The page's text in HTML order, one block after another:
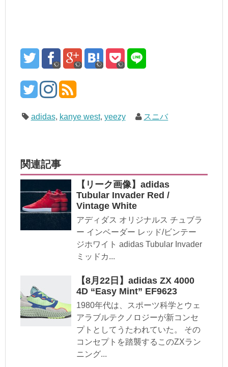
adidas, kanye west, yeezy スニバ
関連記事
【リーク画像】adidas
Tubular Invader Red /
Vintage White
アディダス オリジナルス チュブラ
ー インベーダー レッド/ビンテー
ジホワイト adidas Tubular Invader
ミッドカ...
【8月22日】adidas ZX 4000
4D “Easy Mint” EF9623
1980年代は、スポーツ科学とウェ
アラブルテクノロジーが新コンセ
プトとしてうたわれていた。 その
コンセプトを踏襲するこのZXラン
ニング...